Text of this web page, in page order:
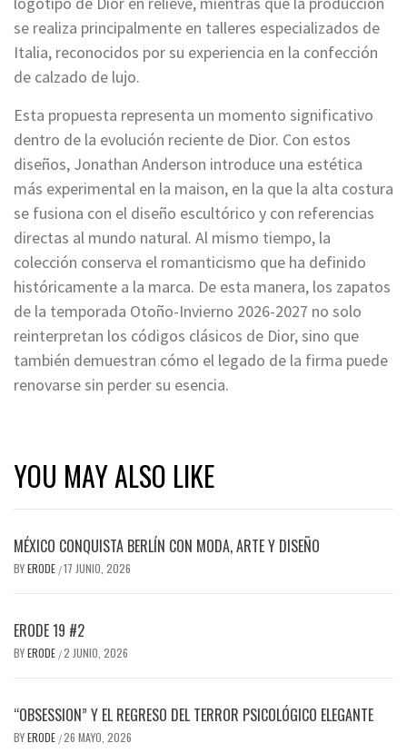
se realiza principalmente en talleres especializados de
Italia, reconocidos por su experiencia en la confección
de calzado de lujo.
Esta propuesta representa un momento significativo
dentro de la evolución reciente de Dior. Con estos
diseños, Jonathan Anderson introduce una estética
más experimental en la maison, en la que la alta costura
se fusiona con el diseño escultórico y con referencias
directas al mundo natural. Al mismo tiempo, la
colección conserva el romanticismo que ha definido
históricamente a la marca. De esta manera, los zapatos
de la temporada Otoño-Invierno 2026-2027 no solo
reinterpretan los códigos clásicos de Dior, sino que
también demuestran cómo el legado de la firma puede
renovarse sin perder su esencia.
YOU MAY ALSO LIKE
MÉXICO CONQUISTA BERLÍN CON MODA, ARTE Y DISEÑO
BYERODE /17 JUNIO, 2026
ERODE 19 #2
BYERODE /2 JUNIO, 2026
“OBSESSION” Y EL REGRESO DEL TERROR PSICOLÓGICO ELEGANTE
BYERODE /26 MAYO, 2026